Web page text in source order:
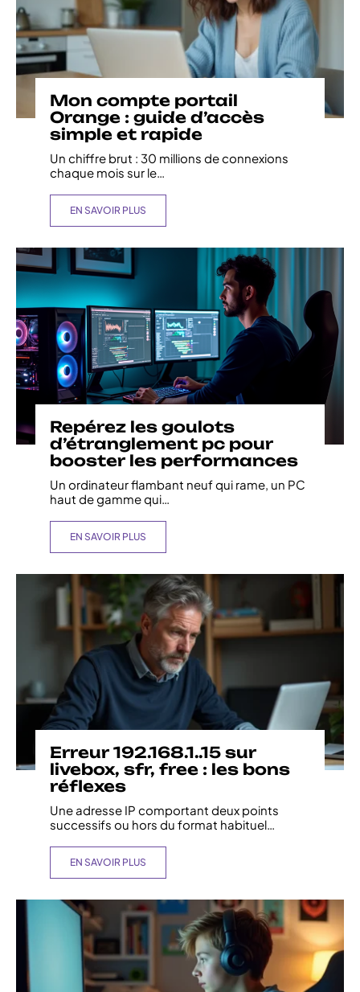
Mon compte portail
Orange : guide d’accès
simple et rapide
Un chiffre brut : 30 millions de connexions
chaque mois sur le
EN SAVOIR PLUS
Repérez les goulots
d’étranglement pc pour
booster les performances
Un ordinateur flambant neuf qui rame, un PC
haut de gamme qui
EN SAVOIR PLUS
Erreur 192.168.1..15 sur
livebox, sfr, free : les bons
réflexes
Une adresse IP comportant deux points
successifs ou hors du format habituel…
EN SAVOIR PLUS